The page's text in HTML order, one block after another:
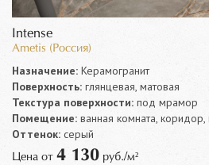
Intense
Ametis (Россия)
Назначение: Керамогранит
Поверхность: глянцевая, матовая
Текстура поверхности: под мрамор
Помещение: ванная комната, коридор,
Оттенок: серый
Цена от 4 130 руб./м²